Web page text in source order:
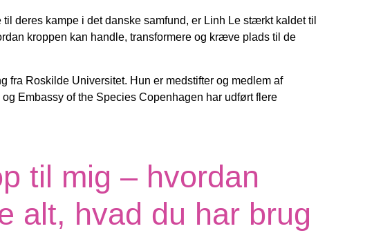
deres kampe i det danske samfund, er Linh Le stærkt kaldet til
kroppen kan handle, transformere og kræve plads til de
fra Roskilde Universitet. Hun er medstifter og medlem af
Embassy of the Species Copenhagen har udført flere
til mig – hvordan
alt, hvad du har brug